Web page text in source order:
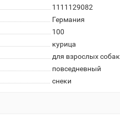
1111129082
Германия
100
курица
для взрослых собак
повседневный
снеки